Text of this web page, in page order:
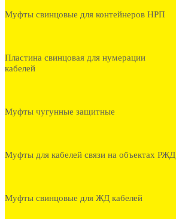
Муфты свинцовые для контейнеров НРП
Пластина свинцовая для нумерации
кабелей
Муфты чугунные защитные
Муфты для кабелей связи на объектах РЖД
Муфты свинцовые для ЖД кабелей